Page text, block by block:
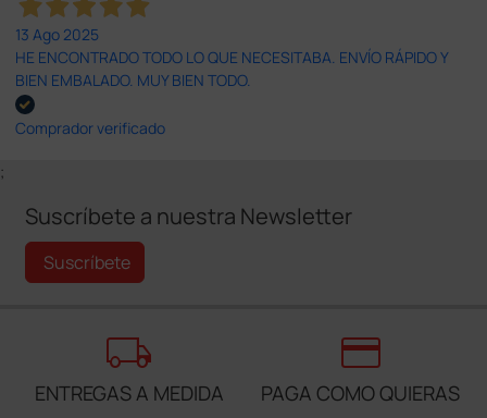
13 Ago 2025
HE ENCONTRADO TODO LO QUE NECESITABA. ENVÍO RÁPIDO Y
BIEN EMBALADO. MUY BIEN TODO.
Comprador verificado
;
Suscríbete a nuestra Newsletter
Suscríbete
local_shipping
ENTREGAS A MEDIDA
credit_card
PAGA COMO QUIERAS